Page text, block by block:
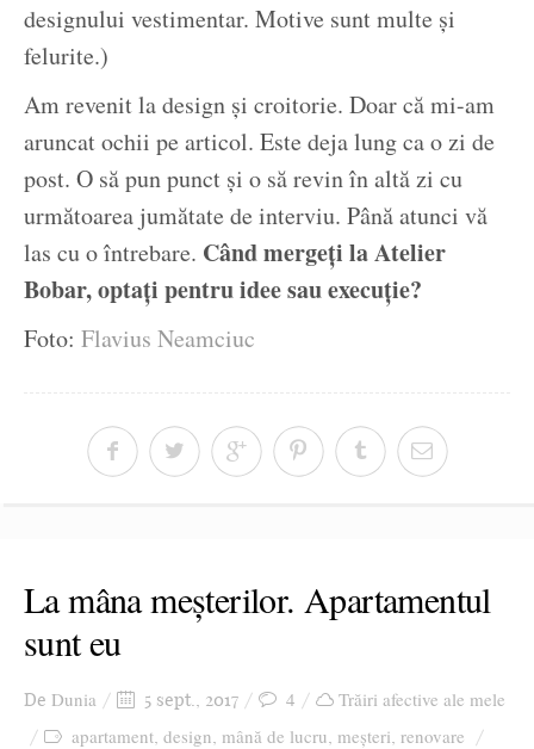
designului vestimentar. Motive sunt multe și
felurite.)
Am revenit la design și croitorie. Doar că mi-am
aruncat ochii pe articol. Este deja lung ca o zi de
post. O să pun punct și o să revin în altă zi cu
următoarea jumătate de interviu. Până atunci vă
las cu o întrebare. Când mergeți la Atelier
Bobar, optați pentru idee sau execuție?
Foto: Flavius Neamciuc
La mâna meșterilor. Apartamentul
sunt eu
De Dunia 5 sept., 2017 4
Trăiri afective ale mele
apartament design mână de lucru meșteri renovare